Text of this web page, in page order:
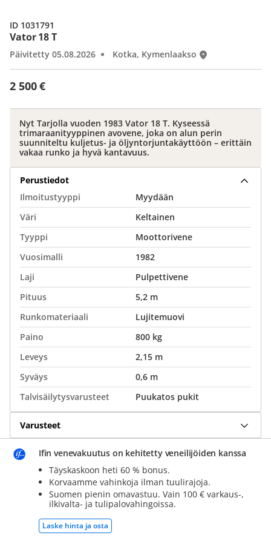
Vator 18 T
2 500 €
Päivitetty 05.08.2026 Kotka, Kymenlaakso
ID 1031791
Nyt Tarjolla vuoden 1983 Vator 18 T. Kyseessä
trimaraanityyppinen avovene, joka on alun perin
suunniteltu kuljetus- ja öljyntorjuntakäyttöön – erittäin
vakaa runko ja hyvä kantavuus.
Perustiedot
Ilmoitustyyppi
Myydään
Väri
Keltainen
Tyyppi
Moottorivene
Vuosimalli
1982
Laji
Pulpettivene
Pituus
5,2 m
Runkomateriaali
Lujitemuovi
Paino
800 kg
Leveys
2,15 m
Syväys
0,6 m
Talvisäilytysvarusteet
Puukatos pukit
Varusteet
Ifin venevakuutus on kehitetty veneilijöiden kanssa
Täyskaskoon heti 60 % bonus.
Korvaamme vahinkoja ilman tuulirajoja.
Suomen pienin omavastuu. Vain 100 € varkaus-,
ilkivalta- ja tulipalovahingoissa.
Laske hinta ja osta